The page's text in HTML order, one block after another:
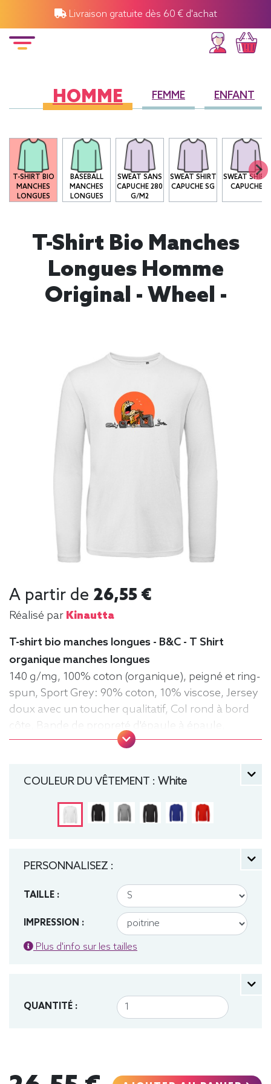
Livraison gratuite dès 60 € d'achat
HOMME FEMME ENFANT
T-SHIRT BIO
MANCHES
LONGUES
BASEBALL
MANCHES
LONGUES
SWEAT SANS
CAPUCHE 280
G/M2
SWEAT SHIRT
CAPUCHE SG
SWEAT SHIRT
CAPUCHE
T-Shirt Bio Manches
Longues Homme
Original - Wheel -
A partir de 26,55 €
Réalisé par Kinautta
T-shirt bio manches longues - B&C - T Shirt
organique manches longues
140 g/mg, 100% coton (organique), peigné et ring-
spun, Sport Grey: 90% coton, 10% viscose, Jersey
doux avec un toucher qualitatif, Col rond à bord
côte, Bande de propreté d'épaule à épaule,
Coutures latérales, puce de taille, Lavable jusqu'à
Léger, Homme, Col rond, Bio / Organic, B&C
COULEUR DU VÊTEMENT : White
PERSONNALISEZ :
TAILLE :
IMPRESSION :
Plus d'info sur les tailles
QUANTITÉ :